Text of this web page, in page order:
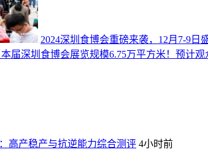
2024深圳食博会重磅来袭，12月7-9日
届深圳食博会展览规模6.75万平方米！预计
高产稳产与抗逆能力综合测评 4小时前